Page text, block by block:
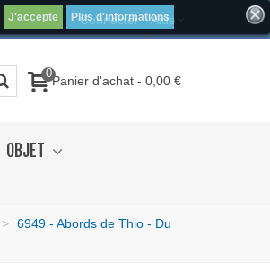
Connecter Aide
J'accepte Plus d'informations
0Panier d'achat - 0,00 €
OBJET
> 6949 - Abords de Thio - Du